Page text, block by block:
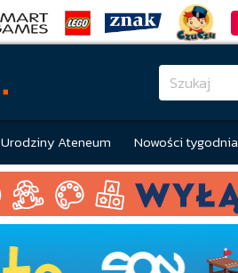
Urodziny Ateneum Nowości tygodnia